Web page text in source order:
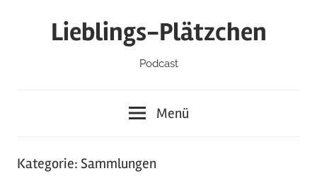
Lieblings-Plätzchen
Podcast
Menü
Kategorie: Sammlungen